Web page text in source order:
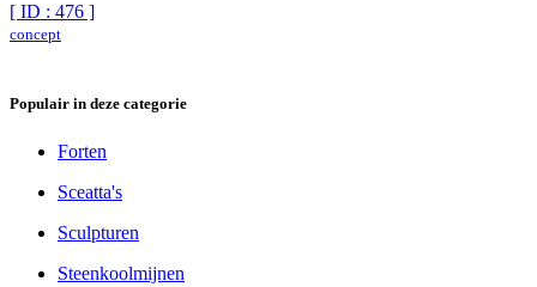
[ ID : 476 ]
concept
Populair in deze categorie
Forten
Sceatta's
Sculpturen
Steenkoolmijnen